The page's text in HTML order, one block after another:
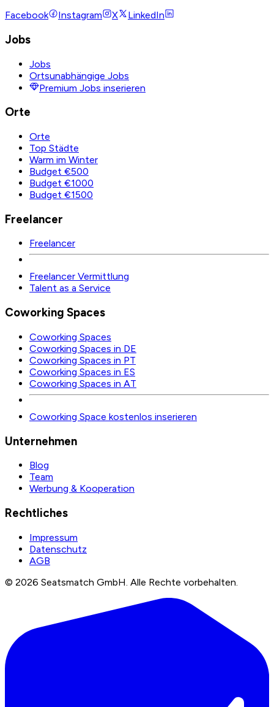
Facebook
Instagram X LinkedIn
Jobs
Jobs
Ortsunabhängige Jobs
Premium Jobs inserieren
Orte
Orte
Top Städte
Warm im Winter
Budget €500
Budget €1000
Budget €1500
Freelancer
Freelancer
Freelancer Vermittlung
Talent as a Service
Coworking Spaces
Coworking Spaces
Coworking Spaces in DE
Coworking Spaces in PT
Coworking Spaces in ES
Coworking Spaces in AT
Coworking Space kostenlos inserieren
Unternehmen
Blog
Team
Werbung & Kooperation
Rechtliches
Impressum
Datenschutz
AGB
© 2026 Seatsmatch GmbH. Alle Rechte vorbehalten.